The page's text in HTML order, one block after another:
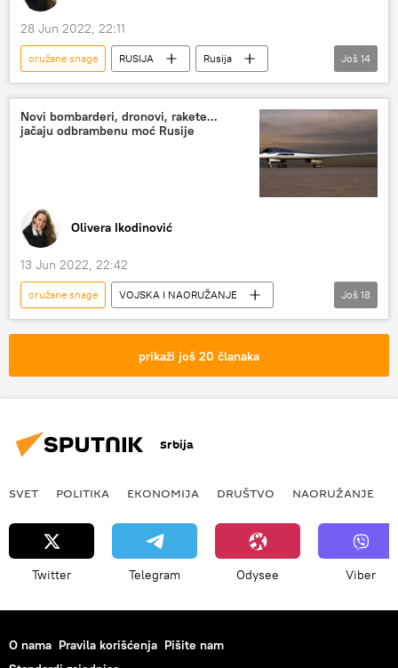
28 Jun 2022, 22:11
oružane snage RUSIJA
Rusija
Rusija – politika
Rusija – vojska i naoružanje
NATO
NATO – vojska i naoružanje
Analize i mišljenja
Evropska unija (EU)
vojna alijansa
Još 14
Novi bombarderi, dronovi, rakete...
jačaju odbrambenu moć Rusije
Olivera Ikodinović
13 Jun 2022, 22:42
oružane snage
VOJSKA I NAORUŽANJE
Vojska i naoružanje
Rusija
bombarder PAK DA
bespilotna letelica
Sudnji dan
odbrambeni sistem
Kopnene snage RF
veštačka inteligencija
Analize i mišljenja
oružje
Još 18
prikaži još 20 članaka
Srbija
SVET POLITIKA EKONOMIJA DRUŠTVO NAORUŽANJE
Twitter Telegram Odysee Viber
O nama Pravila korišćenja Pišite nam